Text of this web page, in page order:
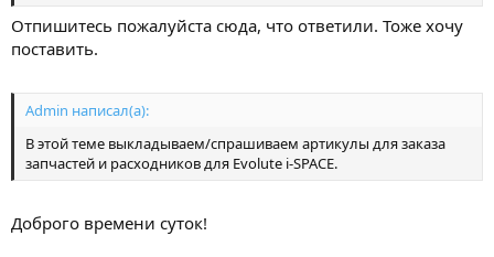
Отпишитесь пожалуйста сюда, что ответили. Тоже хочу
поставить.
Admin написал(а):
В этой теме выкладываем/спрашиваем артикулы для заказа
запчастей и расходников для Evolute i-SPACE.
Доброго времени суток!